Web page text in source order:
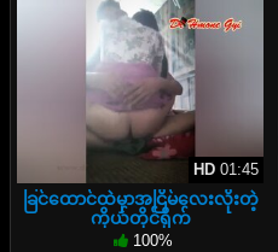
HD01:45
ခြင်ထောင်ထဲမှာအငြိမ်လေးလိုးတဲ့
ကိုယ်တိုင်ရိုက်
100%